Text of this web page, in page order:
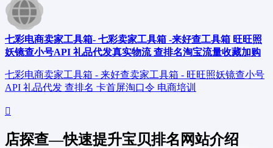
七彩电商卖家工具箱- 七彩卖家工具箱 -来好查工具箱 旺旺照
妖镜查小号API 礼品代发真实物流 查排名淘宝流量收藏加购
七彩电商卖家工具箱 - 来好查卖家工具箱 - 旺旺照妖镜查小号
API 礼品代发 查排名 卡首屏淘口令 电商培训
店探查—快速提升宝贝排名网站介绍